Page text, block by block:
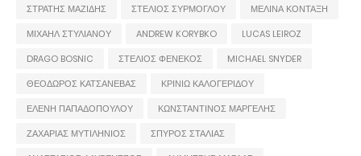
ΣΤΡΑΤΗΣ ΜΑΖΙΔΗΣ ΣΤΕΛΙΟΣ ΣΥΡΜΟΓΛΟΥ
ΜΕΛΙΝΑ ΚΟΝΤΑΞΗ
ΜΙΧΑΗΛ ΣΤΥΛΙΑΝΟΥ
ANDREW KORYBKO
LUCAS LEIROZ
DRAGO BOSNIC
ΣΤΕΛΙΟΣ ΦΕΝΕΚΟΣ
MICHAEL SNYDER
ΘΕΟΔΩΡΟΣ ΚΑΤΣΑΝΕΒΑΣ
ΚΡΙΝΙΩ ΚΑΛΟΓΕΡΙΔΟΥ
ΕΛΕΝΗ ΠΑΠΑΔΟΠΟΥΛΟΥ
ΚΩΝΣΤΑΝΤΙΝΟΣ ΜΑΡΓΕΛΗΣ
ΖΑΧΑΡΙΑΣ ΜΥΤΙΛΗΝΙΟΣ
ΣΠΥΡΟΣ ΣΤΑΛΙΑΣ